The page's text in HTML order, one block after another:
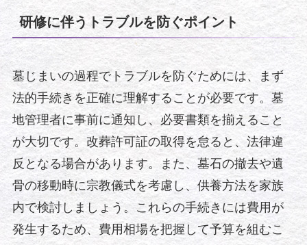
研修に伴うトラブルを防ぐポイント
墓じまいの過程でトラブルを防ぐためには、まず
法的手続きを正確に理解することが必要です。墓
地管理者に事前に通知し、必要書類を揃えること
が大切です。改葬許可証の取得を怠ると、法律違
反となる場合があります。また、墓石の撤去や遺
骨の移動時に宗教儀式を考慮し、供養方法を家族
内で検討しましょう。これらの手続きには費用が
発生するため、費用相場を把握して予算を組むこ